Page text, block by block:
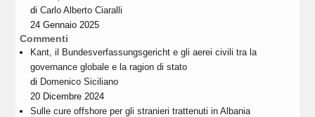
diCarlo Alberto Ciaralli
24 Gennaio 2025
Commenti
Kant, il Bundesverfassungsgericht e gli aerei civili tra la
governance globale e la ragion di stato
di Domenico Siciliano
20 Dicembre 2024
Sulle cure offshore per gli stranieri trattenuti in Albania